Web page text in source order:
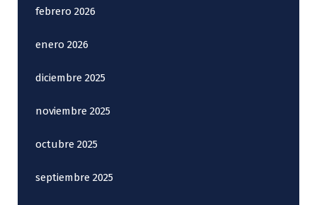
febrero 2026
enero 2026
diciembre 2025
noviembre 2025
octubre 2025
septiembre 2025